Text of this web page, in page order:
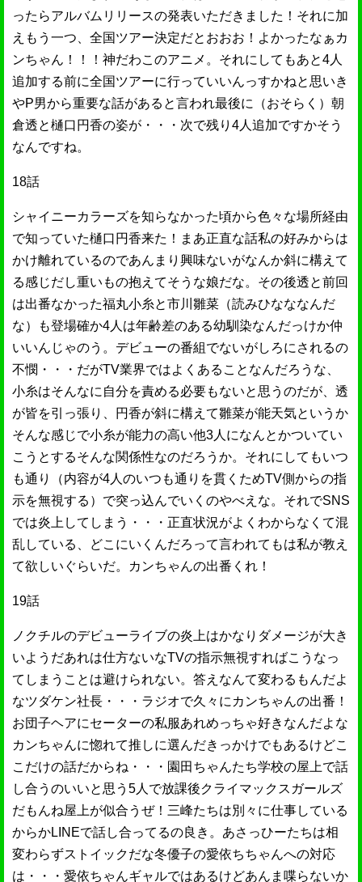
ったらアルバムリリースの発表いただきました！それに加
えもう一つ、全国ツアー決定だとおおお！よかったなぁカ
ンちゃん！！！神だわこのアニメ。それにしてもあと4人
追加する前に全国ツアーに行っていいんっすかねと思いき
やP男から重要な話があると言われ最後に（おそらく）朝
倉透と樋口円香の姿が・・・次で残り4人追加ですかそう
なんですね。
18話
シャイニーカラーズを知らなかった頃から色々な場所経由
で知っていた樋口円香来た！まあ正直な話私の好みからは
かけ離れているのであんまり興味ないがなんか斜に構えて
る感じだし重いもの抱えてそうな娘だな。その後透と前回
は出番なかった福丸小糸と市川雛菜（読みひなななんだ
な）も登場確か4人は年齢差のある幼馴染なんだっけか仲
いいんじゃのう。デビューの番組でないがしろにされるの
不憫・・・だがTV業界ではよくあることなんだろうな、
小糸はそんなに自分を責める必要もないと思うのだが、透
が皆を引っ張り、円香が斜に構えて雛菜が能天気というか
そんな感じで小糸が能力の高い他3人になんとかついてい
こうとするそんな関係性なのだろうか。それにしてもいつ
も通り（内容が4人のいつも通りを貫くためTV側からの指
示を無視する）で突っ込んでいくのやべえな。それでSNS
では炎上してしまう・・・正直状況がよくわからなくて混
乱している、どこにいくんだろって言われてもは私が教え
て欲しいぐらいだ。カンちゃんの出番くれ！
19話
ノクチルのデビューライブの炎上はかなりダメージが大き
いようだあれは仕方ないなTVの指示無視すればこうなっ
てしまうことは避けられない。答えなんて変わるもんだよ
なツダケン社長・・・ラジオで久々にカンちゃんの出番！
お団子ヘアにセーターの私服あれめっちゃ好きなんだよな
カンちゃんに惚れて推しに選んだきっかけでもあるけどこ
こだけの話だからね・・・園田ちゃんたち学校の屋上で話
し合うのいいと思う5人で放課後クライマックスガールズ
だもんね屋上が似合うぜ！三峰たちは別々に仕事している
からかLINEで話し合ってるの良き。あさっひーたちは相
変わらずストイックだな冬優子の愛依ちちゃんへの対応
は・・・愛依ちゃんギャルではあるけどあんま喋らないか